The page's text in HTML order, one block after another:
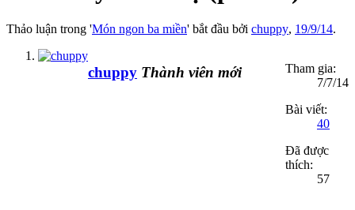
Thảo luận trong 'Món ngon ba miền' bắt đầu bởi chuppy, 19/9/14.
chuppy Thành viên mới
Tham gia:
7/7/14
Bài viết:
40
Đã được
thích:
57